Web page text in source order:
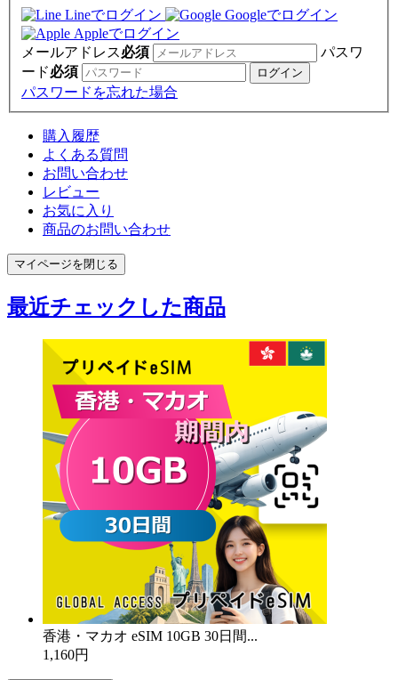
Lineでログイン
Googleでログイン
Appleでログイン
メールアドレス必須
パスワ
ード必須
パスワードを忘れた場合
購入履歴
よくある質問
お問い合わせ
レビュー
お気に入り
商品のお問い合わせ
マイページを閉じる
最近チェックした商品
香港・マカオ eSIM 10GB 30日間...
1,160円